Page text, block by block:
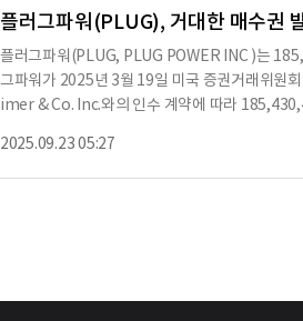
회사가 대리인을 통해 주식을 발행하고 판매하
11(b)가 수정되어 각 대리인이 회사 및 그 이사
대한 언급이 '각 대리인' 또는 '대리인'으로 수정
정안과 관련된 합리적인 법률 비용을 최대
며, 모든 이전 계약을 대체한다.이 수정안은 뉴
플러그파워(PLUG), 거대한 매수권
플러그파워(PLUG, PLUG POWER INC )는
그파워가 2025년 3월 19일 미국 증권거래위원
imer & Co. Inc.와의 인수 계약에 따라
자 투자설명서 보충서에 따라 판매되었으며, 이
022년 6월 8일 제출되어 자동으로 효력이 발생
는 매수권 행사 시 발행될 수 있는 보통주를 재
27일에 SEC에 제출되어 효력이 발생했다.이 의
2025.09.23 05:27